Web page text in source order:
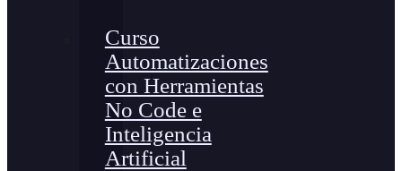
Curso
Automatizaciones
con Herramientas
No Code e
Inteligencia
Artificial